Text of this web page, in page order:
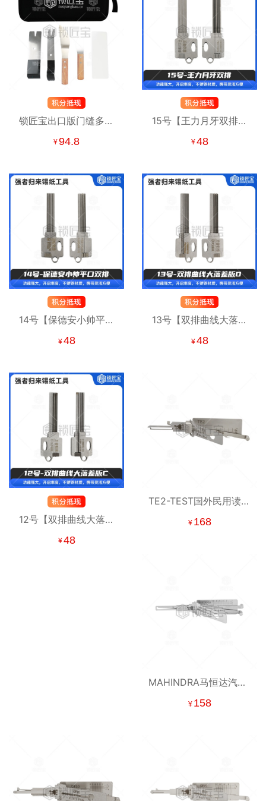
锁匠宝出口版门缝多功
能快开五件套 锁匠神器
¥94.8
15号【王力月牙双排】
强者归来锡纸工具 锡纸
¥48
14号【保德安小帅平口
双排】强者归来锡纸工
¥48
13号【双排曲线大落差
版D】强者归来锡纸工具
¥48
12号【双排曲线大落差
锡纸快开工具
¥48
TE2-TEST国外民用读齿
开启工具-平铣 二合一工
¥ 168
MAHINDRA马恒达汽车/
雅马哈Yamaha车锁读齿
¥ 158